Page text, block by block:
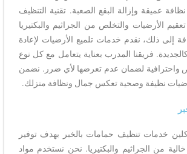
عميقة وإزالة البقع الصعبة. تقنية التنظيف
تعقيم الأرضيات والتخلص من الجراثيم والبكتيريا
إلى ذلك، نقدم خدمات تلميع الأرضيات لإعادة
فريقنا المدرب بعناية يتعامل مع كل نوع
واحترافية لضمان عدم تعرضها لأي ضرر. نضمن
نظيفة وصحية تعكس جمال ونظافة منزلك.
خدمات تنظيف حمامات بالخبر بهدف توفير
من الجراثيم والبكتيريا. نحن نستخدم مواد